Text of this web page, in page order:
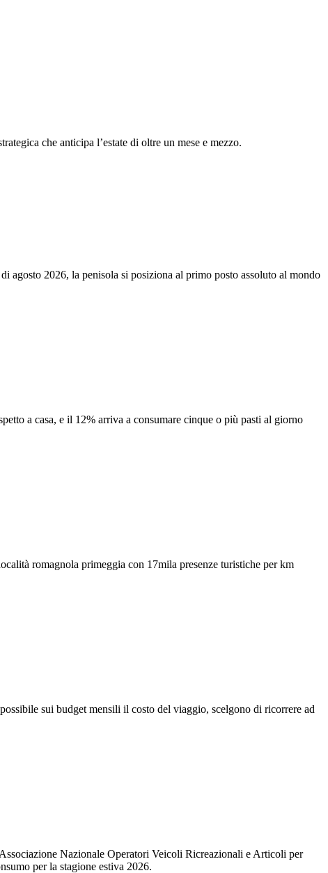
che anticipa l’estate di oltre un mese e mezzo.
agosto 2026, la penisola si posiziona al primo posto assoluto al mondo
a casa, e il 12% arriva a consumare cinque o più pasti al giorno
romagnola primeggia con 17mila presenze turistiche per km
sui budget mensili il costo del viaggio, scelgono di ricorrere ad
Nazionale Operatori Veicoli Ricreazionali e Articoli per
per la stagione estiva 2026.